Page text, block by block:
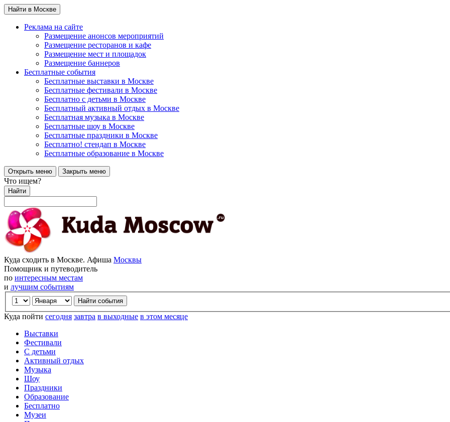
Найти в Москве
Реклама на сайте
Размещение анонсов мероприятий
Размещение ресторанов и кафе
Размещение мест и площадок
Размещение баннеров
Бесплатные события
Бесплатные выставки в Москве
Бесплатные фестивали в Москве
Бесплатно с детьми в Москве
Бесплатный активный отдых в Москве
Бесплатная музыка в Москве
Бесплатные шоу в Москве
Бесплатные праздники в Москве
Бесплатно! стендап в Москве
Бесплатные образование в Москве
Открыть меню Закрыть меню
Что ищем?
Найти
Куда сходить в Москве. Афиша Москвы
Помощник и путеводитель
по интересным местам
и лучшим событиям
Куда пойти сегодня завтра в выходные в этом месяце
Выставки
Фестивали
С детьми
Активный отдых
Музыка
Шоу
Праздники
Образование
Бесплатно
Музеи